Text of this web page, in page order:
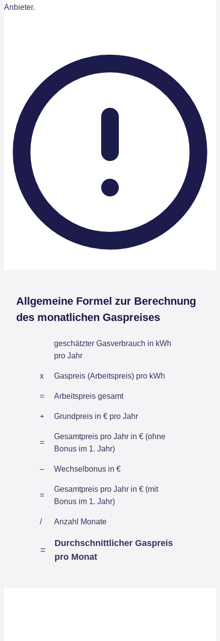
Anbieter.
Allgemeine Formel zur Berechnung
des monatlichen Gaspreises
geschätzter Gasverbrauch in kWh
pro Jahr
x Gaspreis (Arbeitspreis) pro kWh
= Arbeitspreis gesamt
+ Grundpreis in € pro Jahr
=
Gesamtpreis pro Jahr in € (ohne
Bonus im 1. Jahr)
– Wechselbonus in €
=
Gesamtpreis pro Jahr in € (mit
Bonus im 1. Jahr)
/ Anzahl Monate
=
Durchschnittlicher Gaspreis
pro Monat